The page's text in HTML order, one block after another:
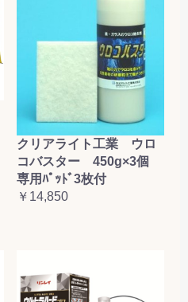
クリアライト工業 ウロ
コバスター 450g×3個
専用ﾊﾟｯﾄﾞ3枚付
￥14,850